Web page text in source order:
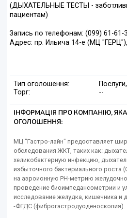
(ДЫХАТЕЛЬНЫЕ ТЕСТЫ -
пациентам)
Запись по телефонам: (099) 61-61-
Адрес: пр. Ильича 14-е (МЦ
Тип оголошення:
Торг:
--
ІНФОРМАЦІЯ ПРО КОМПАНІЮ,
ОГОЛОШЕННЯ:
МЦ "Гастро-лайн" предоставляет
обследования ЖКТ, таких как:
хеликобактерную инфекцию,
избыточного бактериального роста
на аэроионную РН-метрию
проведение биоимпедансометрии и
исследование желудка, кишечника и
-ФГДС (фиброгастродуоденоскопия).